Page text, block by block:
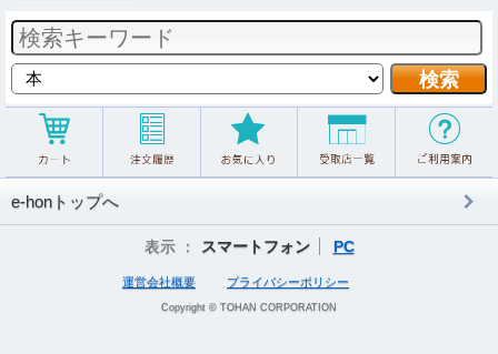
e-honトップへ
表示 ： スマートフォン PC
運営会社概要 プライバシーポリシー
Copyright © TOHAN CORPORATION